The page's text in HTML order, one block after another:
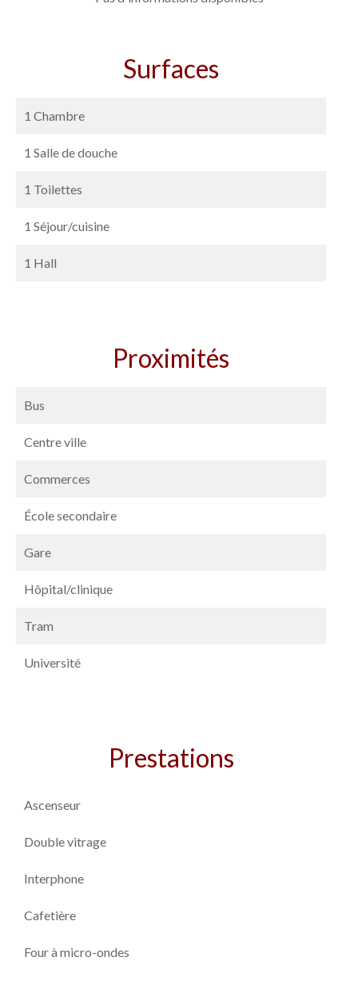
Surfaces
1 Chambre
1 Salle de douche
1 Toilettes
1 Séjour/cuisine
1 Hall
Proximités
Bus
Centre ville
Commerces
École secondaire
Gare
Hôpital/clinique
Tram
Université
Prestations
Ascenseur
Double vitrage
Interphone
Cafetière
Four à micro-ondes